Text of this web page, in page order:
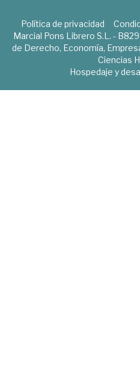
Política de privacidad
Marcial Pons Librero S.L. -
de Derecho, Economía,
Ciencias
Hospedaje y